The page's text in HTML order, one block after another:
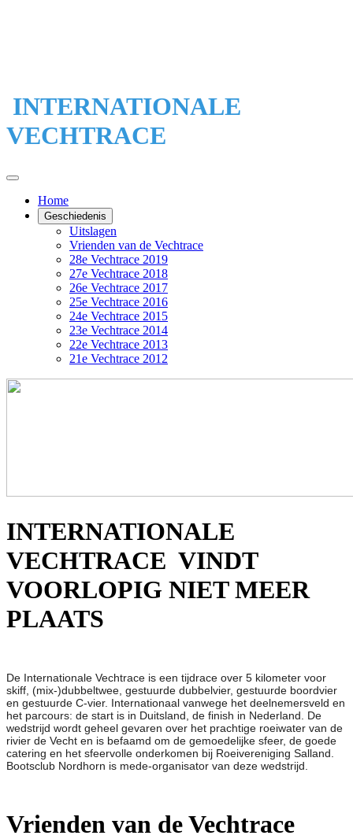
INTERNATIONALE
VECHTRACE
Home
Geschiedenis
Uitslagen
Vrienden van de Vechtrace
28e Vechtrace 2019
27e Vechtrace 2018
26e Vechtrace 2017
25e Vechtrace 2016
24e Vechtrace 2015
23e Vechtrace 2014
22e Vechtrace 2013
21e Vechtrace 2012
INTERNATIONALE
VECHTRACE VINDT
VOORLOPIG NIET MEER
PLAATS
De Internationale Vechtrace is een tijdrace over 5 kilometer voor
skiff, (mix-)dubbeltwee, gestuurde dubbelvier, gestuurde boordvier
en gestuurde C-vier. Internationaal vanwege het deelnemersveld en
het parcours: de start is in Duitsland, de finish in Nederland. De
wedstrijd wordt geheel gevaren over het prachtige roeiwater van de
rivier de Vecht en is befaamd om de gemoedelijke sfeer, de goede
catering en het sfeervolle onderkomen bij Roeivereniging Salland.
Bootsclub Nordhorn is mede-organisator van deze wedstrijd.
Vrienden van de Vechtrace